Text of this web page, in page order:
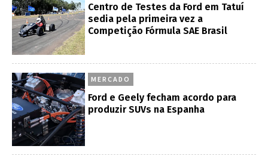
Centro de Testes da Ford em Tatuí
sedia pela primeira vez a
Competição Fórmula SAE Brasil
MERCADO
Ford e Geely fecham acordo para
produzir SUVs na Espanha